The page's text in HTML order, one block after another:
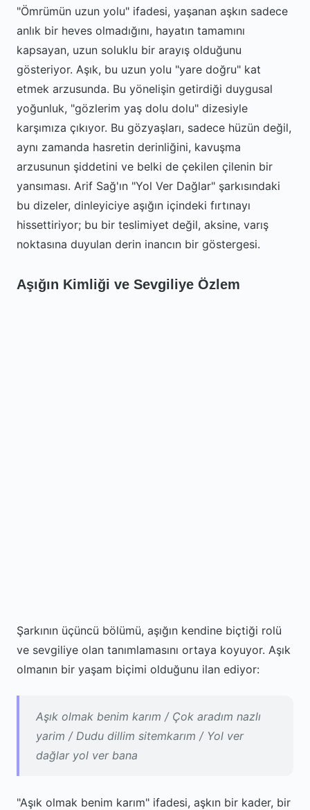
"Ömrümün uzun yolu" ifadesi, yaşanan aşkın sadece
anlık bir heves olmadığını, hayatın tamamını
kapsayan, uzun soluklu bir arayış olduğunu
gösteriyor. Aşık, bu uzun yolu "yare doğru" kat
etmek arzusunda. Bu yönelişin getirdiği duygusal
yoğunluk, "gözlerim yaş dolu dolu" dizesiyle
karşımıza çıkıyor. Bu gözyaşları, sadece hüzün değil,
aynı zamanda hasretin derinliğini, kavuşma
arzusunun şiddetini ve belki de çekilen çilenin bir
yansıması. Arif Sağ'ın "Yol Ver Dağlar" şarkısındaki
bu dizeler, dinleyiciye aşığın içindeki fırtınayı
hissettiriyor; bu bir teslimiyet değil, aksine, varış
noktasına duyulan derin inancın bir göstergesi.
Aşığın Kimliği ve Sevgiliye Özlem
Şarkının üçüncü bölümü, aşığın kendine biçtiği rolü
ve sevgiliye olan tanımlamasını ortaya koyuyor. Aşık
olmanın bir yaşam biçimi olduğunu ilan ediyor:
Aşık olmak benim karım / Çok aradım nazlı
yarim / Dudu dillim sitemkarım / Yol ver
dağlar yol ver bana
"Aşık olmak benim karım" ifadesi, aşkın bir kader, bir